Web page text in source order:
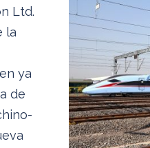
Ltd.
la
ya
de